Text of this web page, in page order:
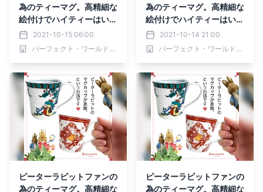
為のティーマグ。高精細な
絵付けでハイティーはいか
がでしょうか？２色展開
で。
2021-10-15 06:00
パーフェクト・ワールド株式会社
為のティーマグ。高精細な
絵付けでハイティーはいか
がでしょうか？２色展開
で。
2021-10-14 21:00
パーフェクト・ワールド株式会社
ピーターラビットファンの
為のティーマグ。高精細な
ピーターラビットファンの
為のティーマグ。高精細な